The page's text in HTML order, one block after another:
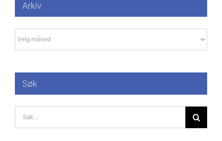
Arkiv
Arkiv
Søk
Søk
etter: